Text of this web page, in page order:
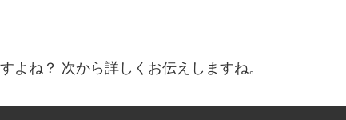
よね？ 次から詳しくお伝えしますね。